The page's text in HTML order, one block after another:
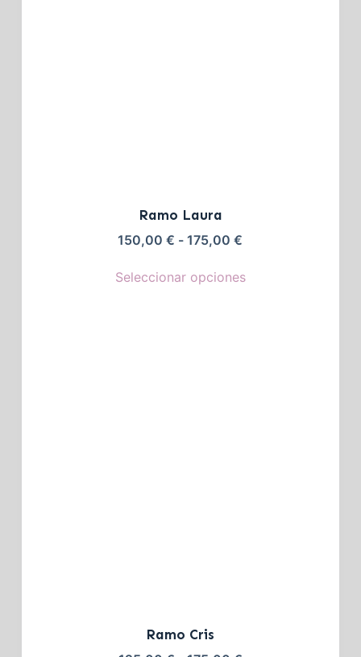
Ramo Laura
150,00€ - 175,00€
Seleccionar opciones
Ramo Cris